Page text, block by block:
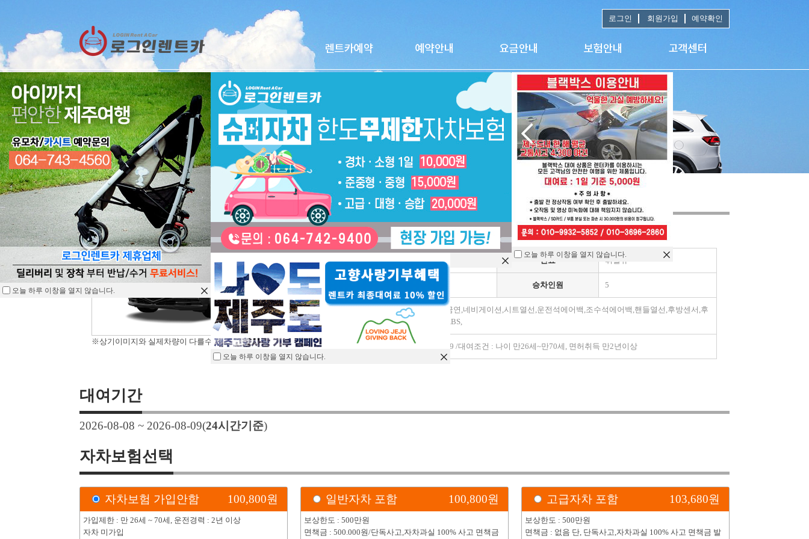
로그인 회원가입 예약확인
렌트카예약
RESERVATION
렌트카 예약하기
※상기이미지와 실제차량이 다를수 있습니다.
제네시스G90
차종 고급 연료 휘발유
승차인원 5
가죽시트,금연,네비게이션,시트열선,운전석에어백,조수석에어백,핸들열선,후방센서,후
방카메라,ABS,
2019 ~ 2019 /대여조건 : 나이 만26세~만70세, 면허취득 만2년이상
대여기간
2026-08-08 ~ 2026-08-09(24시간기준)
자차보험선택
자차보험 가입안함 100,800원
가입제한 : 만 26세 ~ 70세, 운전경력 : 2년 이상
자차 미가입
일반자차 포함 100,800원
보상한도 : 500만원
면책금 : 500.000원/단독사고,자차과실 100% 사고 면책금
고급자차 포함 103,680원
보상한도 : 500만원
면책금 : 없음 단, 단독사고,자차과실 100% 사고 면책금 발
오늘 하루 이창을 열지 않습니다.
오늘 하루 이창을 열지 않습니다.
오늘 하루 이창을 열지 않습니다.
오늘 하루 이창을 열지 않습니다.